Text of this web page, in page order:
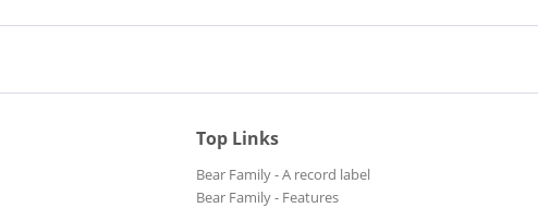
Top Links
Bear Family - A record label
Bear Family - Features